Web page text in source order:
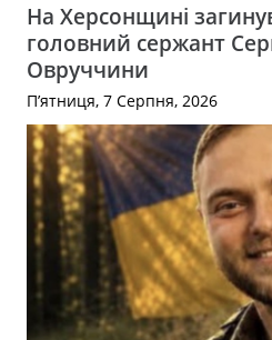
На Херсонщині
головний сержант
Овруччини
П’ятниця, 7 Серпня, 2026